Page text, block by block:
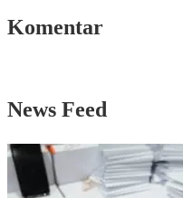
Komentar
News Feed